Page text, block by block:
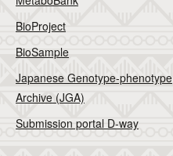
BioProject
BioSample
Japanese Genotype-phenotype
Archive (JGA)
Submission portal D-way